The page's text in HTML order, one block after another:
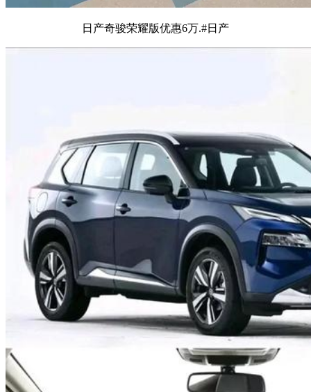
日产奇骏荣耀版优惠6万.#日产